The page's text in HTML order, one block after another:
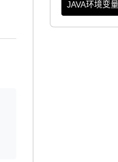
JAVA环境变